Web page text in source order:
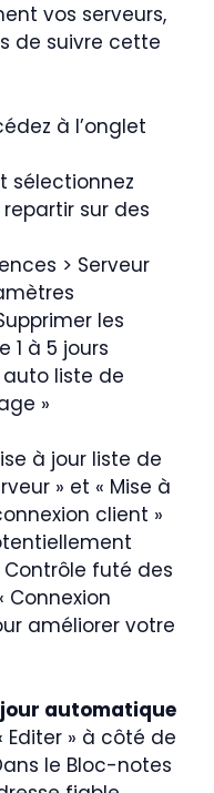
vos serveurs,
de suivre cette
à l’onglet
sélectionnez
sur des
> Serveur
les
1 à 5 jours
auto liste de
»
à jour liste de
» et « Mise à
client »
futé des
Connexion
améliorer votre
automatique
Editer » à côté de
le Bloc-notes